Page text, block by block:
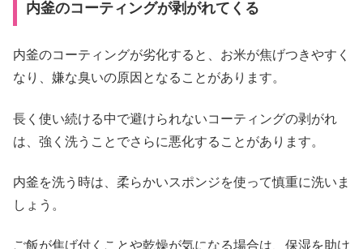
内釜のコーティングが剥がれてくる
内釜のコーティングが劣化すると、お米が焦げつきやすく
なり、嫌な臭いの原因となることがあります。
長く使い続ける中で避けられないコーティングの剥がれ
は、強く洗うことでさらに悪化することがあります。
内釜を洗う時は、柔らかいスポンジを使って慎重に洗いま
しょう。
ご飯が焦げ付くことや乾燥が気になる場合は、保湿を助け